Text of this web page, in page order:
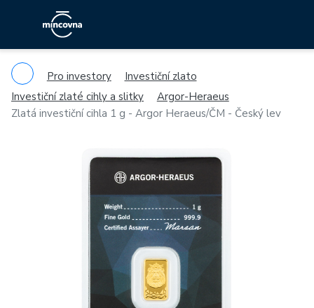
Pro investory
Investiční zlato
Investiční zlaté cihly a slitky
Argor-Heraeus
Zlatá investiční cihla 1 g - Argor Heraeus/ČM - Český lev